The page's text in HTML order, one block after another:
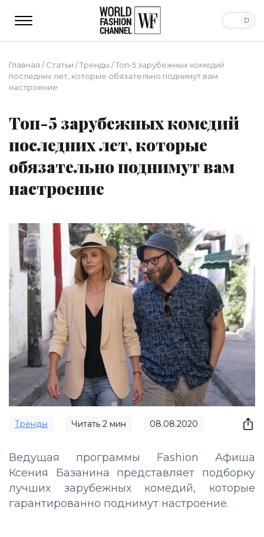
Главная /Статьи /Тренды /Топ-5 зарубежных комедий
последних лет, которые обязательно поднимут вам
настроение
Топ-5 зарубежных комедий
последних лет, которые
обязательно поднимут вам
настроение
Тренды Читать 2 мин 08.08.2020
Ведущая программы Fashion Афиша
Ксения Базанина представляет подборку
лучших зарубежных комедий, которые
гарантированно поднимут настроение.